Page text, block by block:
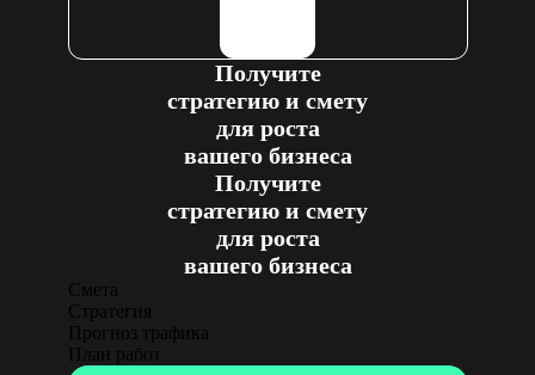
Получите
стратегию и смету
для роста
вашего бизнеса
Получите
стратегию и смету
для роста
вашего бизнеса
Смета
Стратегия
Прогноз трафика
План работ